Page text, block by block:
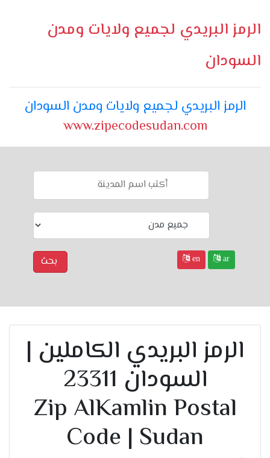
الرمز البريدي لجميع ولايات ومدن
السودان
الرمز البريدي لجميع ولايات ومدن السودان
www.zipecodesudan.com
ar
en
الرمز البريدي الكاملين |
السودان 23311
Zip AlKamlin Postal
Code | Sudan